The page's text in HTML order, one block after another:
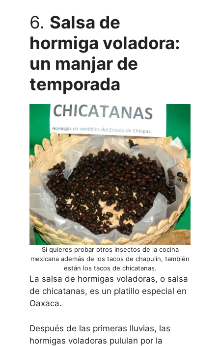
6. Salsa de
hormiga voladora:
un manjar de
temporada
Si quieres probar otros insectos de la cocina
mexicana además de los tacos de chapulín, también
están los tacos de chicatanas.
La salsa de hormigas voladoras, o salsa
de chicatanas, es un platillo especial en
Oaxaca.
Después de las primeras lluvias, las
hormigas voladoras pululan por la